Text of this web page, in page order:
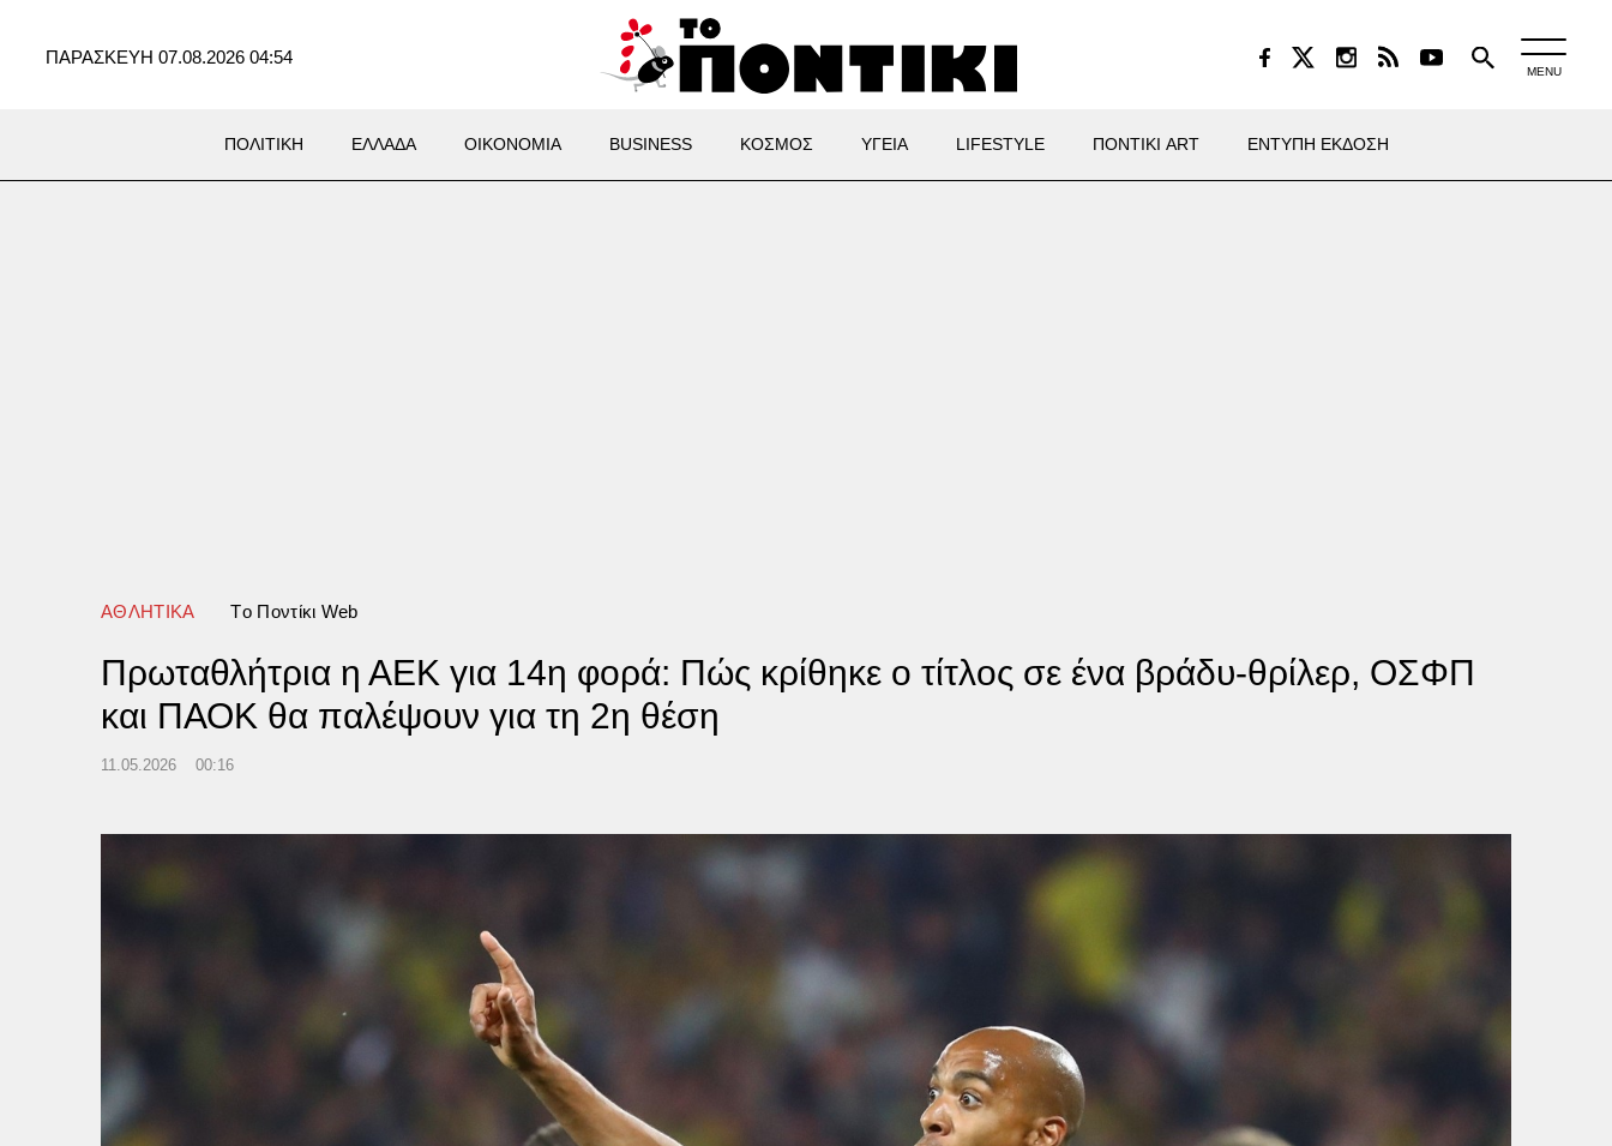
ΠΑΡΑΣΚΕΥΗ 07.08.2026 04:54
MENU
ΠΟΛΙΤΙΚΗ ΕΛΛΑΔΑ ΟΙΚΟΝΟΜΙΑ BUSINESS ΚΟΣΜΟΣ ΥΓΕΙΑ LIFESTYLE ΠΟΝΤΙΚΙ ART ΕΝΤΥΠΗ ΕΚΔΟΣΗ
ΑΘΛΗΤΙΚΑ Tο Ποντίκι Web
Πρωταθλήτρια η ΑΕΚ για 14η φορά: Πώς κρίθηκε ο τίτλος σε ένα βράδυ-θρίλερ, ΟΣΦΠ
και ΠΑΟΚ θα παλέψουν για τη 2η θέση
11.05.2026 00:16